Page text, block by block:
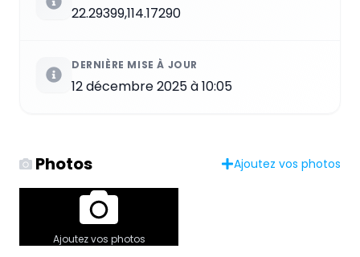
22.29399,114.17290
DERNIÈRE MISE À JOUR
12 décembre 2025 à 10:05
Photos Ajoutez vos photos
Ajoutez vos photos